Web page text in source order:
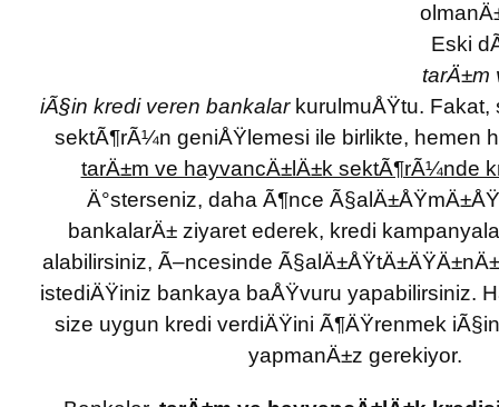
Eski
tarÄ±m
iÃ§in kredi veren bankalarkurulmuÅŸtu. Fakat,
sektÃ¶rÃ¼n geniÅŸlemesi ile birlikte, hemen
tarÄ±m ve hayvancÄ±lÄ±k sektÃ¶rÃ¼nde
Ä°sterseniz, daha Ã¶nce
bankalarÄ± ziyaret ederek, kredi
alabilirsiniz, Ã–ncesinde
istediÄŸiniz bankaya baÅŸvuru yapabilirsiniz.
size uygun kredi verdiÄŸini Ã¶ÄŸrenmek
yapmanÄ±z gerekiyor.